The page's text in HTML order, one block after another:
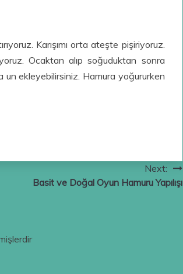
Karışımı orta ateşte pişiriyoruz.
Ocaktan alıp soğuduktan sonra
un ekleyebilirsiniz. Hamura yoğururken
Next:
Basit ve Doğal Oyun Hamuru Yapılışı